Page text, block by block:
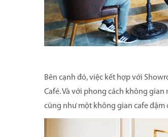
Bên cạnh đó, việc kết hợp với
Café. Và với phong cách không
cũng như một không gian cafe đậm